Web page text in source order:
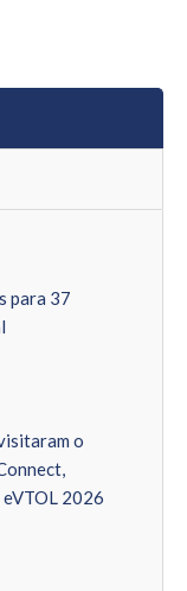
para 37
o
2026